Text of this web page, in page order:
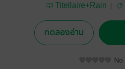
Titellaire+Rain
ทดลองอ่าน
No